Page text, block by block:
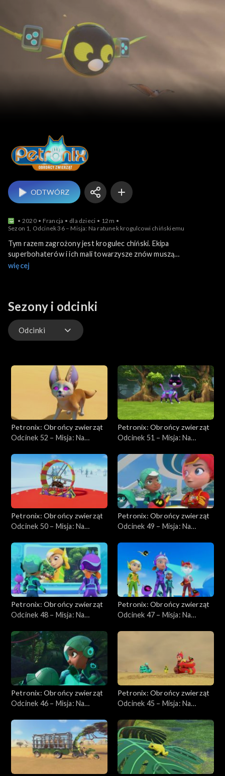
Petronix: Obrońcy
ODTWÓRZ
2020 Francja dla dzieci
12m
Sezon 1, Odcinek 36 – Misja: Na ratunek krogulcowi chińskiemu
Tym razem zagrożony jest krogulec chiński. Ekipa
superbohaterów i ich mali towarzysze znów muszą
interweniować. Jak skończy się ta historia.
więcej
Sezony i odcinki
Odcinki
Petronix: Obrońcy zwierząt
Odcinek 52 – Misja: Na
Petronix: Obrońcy zwierząt
Odcinek 51 – Misja: Na
cz. II
Petronix: Obrońcy zwierząt
Odcinek 50 – Misja: Na
Petronix: Obrońcy zwierząt
Odcinek 49 – Misja: Na
Petronix: Obrońcy zwierząt
Odcinek 48 – Misja: Na
Petronix: Obrońcy zwierząt
Odcinek 47 – Misja: Na
cz. I
Petronix: Obrońcy zwierząt
Odcinek 46 – Misja: Na
Petronix: Obrońcy zwierząt
Odcinek 45 – Misja: Na